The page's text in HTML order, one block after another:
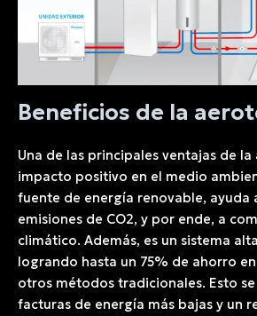
Beneficios de la
Una de las principales ventajas de la
impacto positivo en el medio
fuente de energía renovable, ayuda
emisiones de CO2, y por ende, a
climático. Además, es un sistema
logrando hasta un 75% de ahorro
otros métodos tradicionales. Esto
facturas de energía más bajas y un